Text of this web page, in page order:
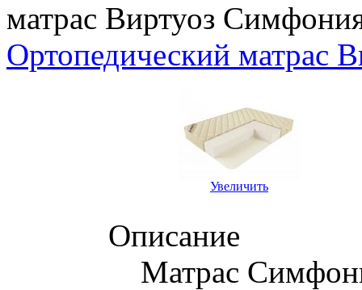
матрас Виртуоз
Ортопедический матрас
Увеличить
Описание
Матрас